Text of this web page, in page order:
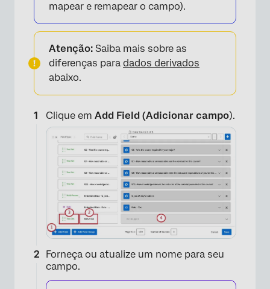
mapear e remapear o campo).
Atenção: Saiba mais sobre as
diferenças para dados derivados
abaixo.
Clique em Add Field (Adicionar campo).
Forneça ou atualize um nome para seu
campo.